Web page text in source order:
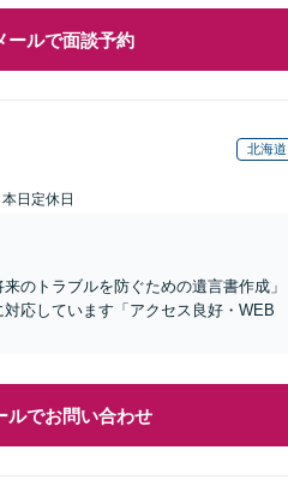
ールで面談予約
北海道
日定休日
のトラブルを防ぐための遺言書作成」
応しています「アクセス良好・WEB
ルでお問い合わせ